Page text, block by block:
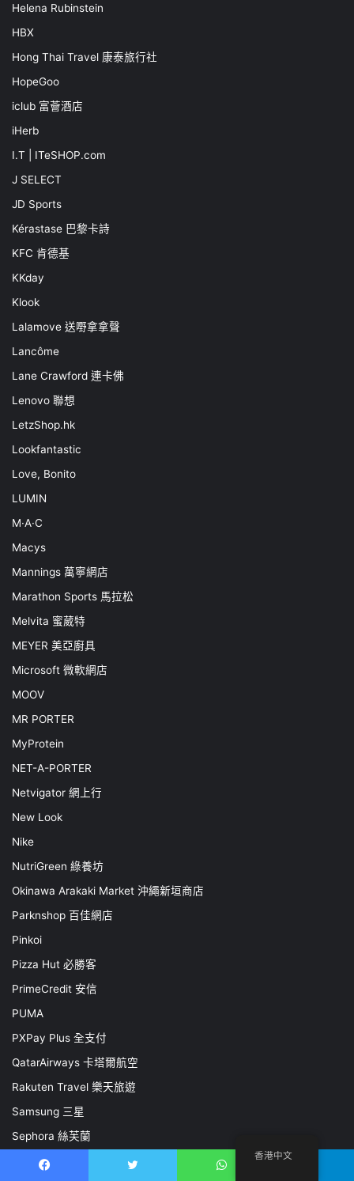
Helena Rubinstein
HBX
Hong Thai Travel 康泰旅行社
HopeGoo
iclub 富薈酒店
iHerb
I.T | ITeSHOP.com
J SELECT
JD Sports
Kérastase 巴黎卡詩
KFC 肯德基
KKday
Klook
Lalamove 送嘢拿拿聲
Lancôme
Lane Crawford 連卡佛
Lenovo 聯想
LetzShop.hk
Lookfantastic
Love, Bonito
LUMIN
M·A·C
Macys
Mannings 萬寧網店
Marathon Sports 馬拉松
Melvita 蜜葳特
MEYER 美亞廚具
Microsoft 微軟網店
MOOV
MR PORTER
MyProtein
NET-A-PORTER
Netvigator 網上行
New Look
Nike
NutriGreen 綠養坊
Okinawa Arakaki Market 沖繩新垣商店
Parknshop 百佳網店
Pinkoi
Pizza Hut 必勝客
PrimeCredit 安信
PUMA
PXPay Plus 全支付
QatarAirways 卡塔爾航空
Rakuten Travel 樂天旅遊
Samsung 三星
Sephora 絲芙蘭
ShopBack
香港中文